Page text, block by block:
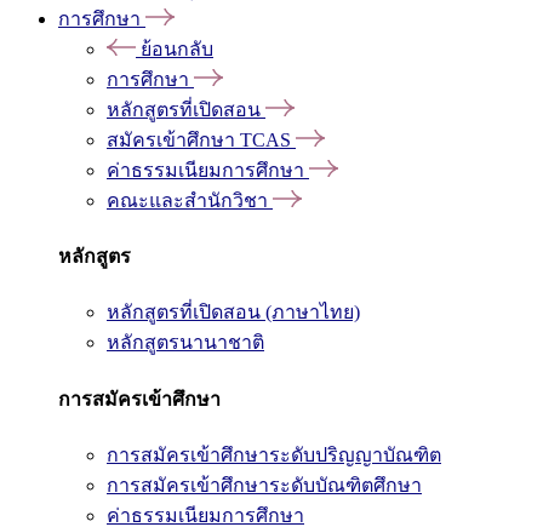
การศึกษา
ย้อนกลับ
การศึกษา
หลักสูตรที่เปิดสอน
สมัครเข้าศึกษา TCAS
ค่าธรรมเนียมการศึกษา
คณะและสำนักวิชา
หลักสูตร
หลักสูตรที่เปิดสอน (ภาษาไทย)
หลักสูตรนานาชาติ
การสมัครเข้าศึกษา
การสมัครเข้าศึกษาระดับปริญญาบัณฑิต
การสมัครเข้าศึกษาระดับบัณฑิตศึกษา
ค่าธรรมเนียมการศึกษา